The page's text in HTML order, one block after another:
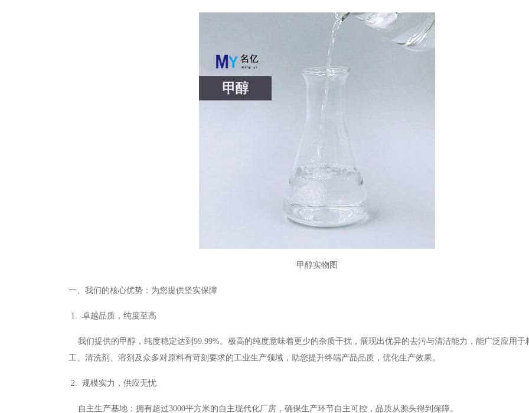
甲醇实物图
一、我们的核心优势：为您提供坚实保障
1. 卓越品质，纯度至高
我们提供的甲醇，纯度稳定达到 99.99%。极高的纯度意味着更少的杂质干扰，展现出优异的去污与清洁能力，能广泛应用于
工、清洗剂、溶剂及众多对原料有苛刻要求的工业生产领域，助您提升终端产品品质，优化生产效果。
2. 规模实力，供应无忧
自主生产基地：拥有超过3000平方米的自主现代化厂房，确保生产环节自主可控，品质从源头得到保障。